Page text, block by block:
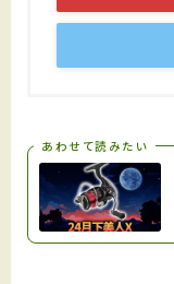
あわせて読みたい